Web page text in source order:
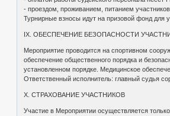
- проездом, проживанием, питанием
Турнирные взносы идут на призовой фонд для
IX. ОБЕСПЕЧЕНИЕ БЕЗОПАСНОСТИ
Мероприятие проводится на спортивном
обеспечение общественного порядка и
установленном порядке. Медицинское
Ответственный исполнитель: главный судья
X. СТРАХОВАНИЕ УЧАСТНИКОВ
Участие в Мероприятии осуществляется